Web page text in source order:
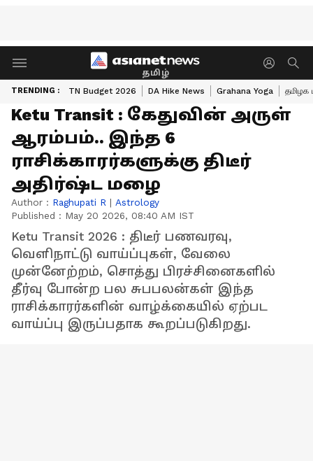
தமிழ்
TRENDING : TN Budget 2026 DA Hike News Grahana Yoga தமிழக
Ketu Transit : கேதுவின் அருள்
ஆரம்பம்.. இந்த 6
ராசிக்காரர்களுக்கு திடீர்
அதிர்ஷ்ட மழை
Author : Raghupati R | Astrology
Published : May 20 2026, 08:40 AM IST
Ketu Transit 2026 : திடீர் பணவரவு,
வெளிநாட்டு வாய்ப்புகள், வேலை
முன்னேற்றம், சொத்து பிரச்சினைகளில்
தீர்வு போன்ற பல சுபபலன்கள் இந்த
ராசிக்காரர்களின் வாழ்க்கையில் ஏற்பட
வாய்ப்பு இருப்பதாக கூறப்படுகிறது.